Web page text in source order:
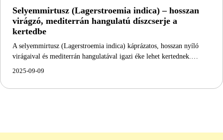
Selyemmirtusz (Lagerstroemia indica) – hosszan
virágzó, mediterrán hangulatú díszcserje a
kertedbe
A selyemmirtusz (Lagerstroemia indica) káprázatos, hosszan nyíló
virágaival és mediterrán hangulatával igazi éke lehet kertednek.…
2025-09-09